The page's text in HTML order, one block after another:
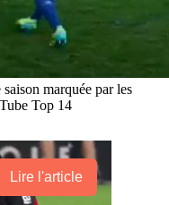
marquée par les
Top 14
Lire l'article